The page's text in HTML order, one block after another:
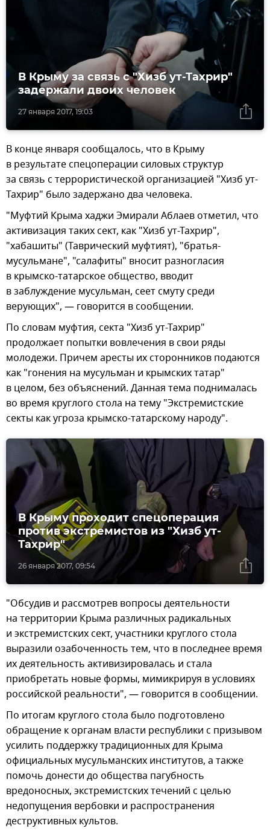
27 января 2017, 19:03
В Крыму за связь с "Хизб ут-Тахрир"
задержали двоих человек
В конце января сообщалось, что в Крыму
в результате спецоперации силовых структур
за связь с террористической организацией "Хизб ут-
Тахрир" было задержано два человека.
"Муфтий Крыма хаджи Эмирали Аблаев отметил, что
активизация таких сект, как "Хизб ут-Тахрир",
"хабашиты" (Таврический муфтият), "братья-
мусульмане", "салафиты" вносит разногласия
в крымско-татарское общество, вводит
в заблуждение мусульман, сеет смуту среди
верующих", — говорится в сообщении.
По словам муфтия, секта "Хизб ут-Тахрир"
продолжает попытки вовлечения в свои ряды
молодежи. Причем аресты их сторонников подаются
как "гонения на мусульман и крымских татар"
в целом, без объяснений. Данная тема поднималась
во время круглого стола на тему "Экстремистские
секты как угроза крымско-татарскому народу".
26 января 2017, 09:54
В Крыму проходит спецоперация
против экстремистов из "Хизб ут-
Тахрир"
"Обсудив и рассмотрев вопросы деятельности
на территории Крыма различных радикальных
и экстремистских сект, участники круглого стола
выразили озабоченность тем, что в последнее время
их деятельность активизировалась и стала
приобретать новые формы, мимикрируя в условиях
российской реальности", — говорится в сообщении.
По итогам круглого стола было подготовлено
обращение к органам власти республики с призывом
усилить поддержку традиционных для Крыма
официальных мусульманских институтов, а также
помочь донести до общества пагубность
вредоносных, экстремистских течений с целью
недопущения вербовки и распространения
деструктивных культов.